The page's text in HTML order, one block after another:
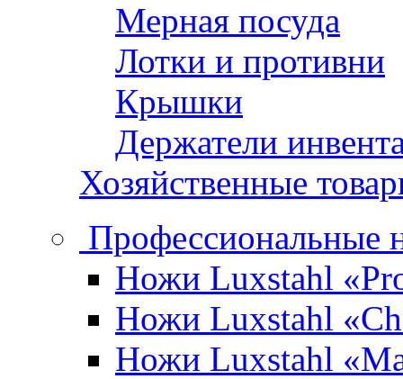
Мерная посуда
Лотки и противни
Крышки
Держатели
Хозяйственные
Профессиональные
Ножи Luxstahl
Ножи Luxstahl
Ножи Luxstahl